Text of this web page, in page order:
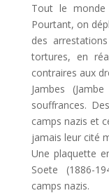
Tout le monde
Pourtant, on
des
tortures, en
contraires aux
Jambes
souffrances.
camps nazis et
jamais leur cité
Une plaquette
Soete (1886-
camps nazis.